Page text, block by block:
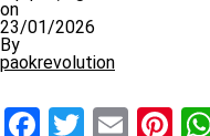
on
23/01/2026
By
paokrevolution
Facebook
Twitter